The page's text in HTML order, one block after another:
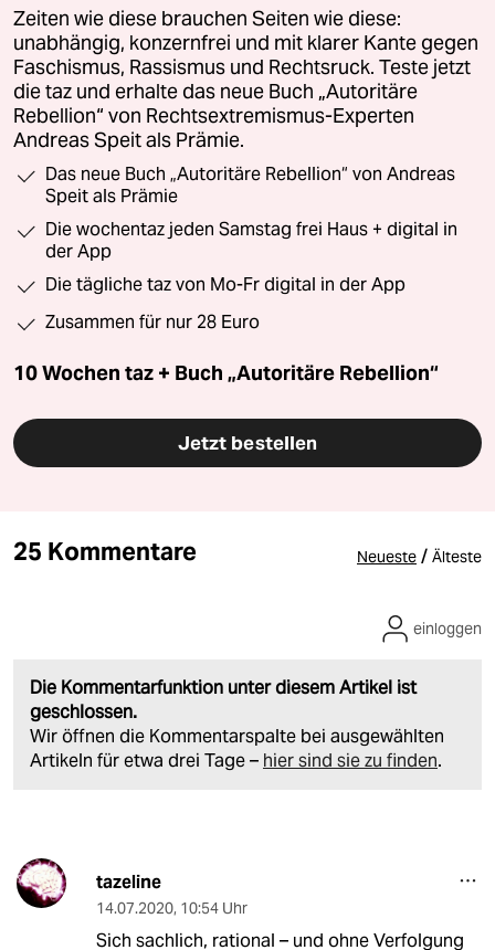
Zeiten wie diese brauchen Seiten wie diese:
unabhängig, konzernfrei und mit klarer Kante gegen
Faschismus, Rassismus und Rechtsruck. Teste jetzt
die taz und erhalte das neue Buch „Autoritäre
Rebellion“ von Rechtsextremismus-Experten
Andreas Speit als Prämie.
Das neue Buch „Autoritäre Rebellion“ von Andreas
Speit als Prämie
Die wochentaz jeden Samstag frei Haus + digital in
der App
Die tägliche taz von Mo-Fr digital in der App
Zusammen für nur 28 Euro
10 Wochen taz + Buch „Autoritäre Rebellion“
Jetzt bestellen
25 Kommentare Neueste / Älteste
Die Kommentarfunktion unter diesem Artikel ist
geschlossen.
Wir öffnen die Kommentarspalte bei ausgewählten
Artikeln für etwa drei Tage – hier sind sie zu finden.
einloggen
tazeline
14.07.2020, 10:54 Uhr
Sich sachlich, rational – und ohne Verfolgung